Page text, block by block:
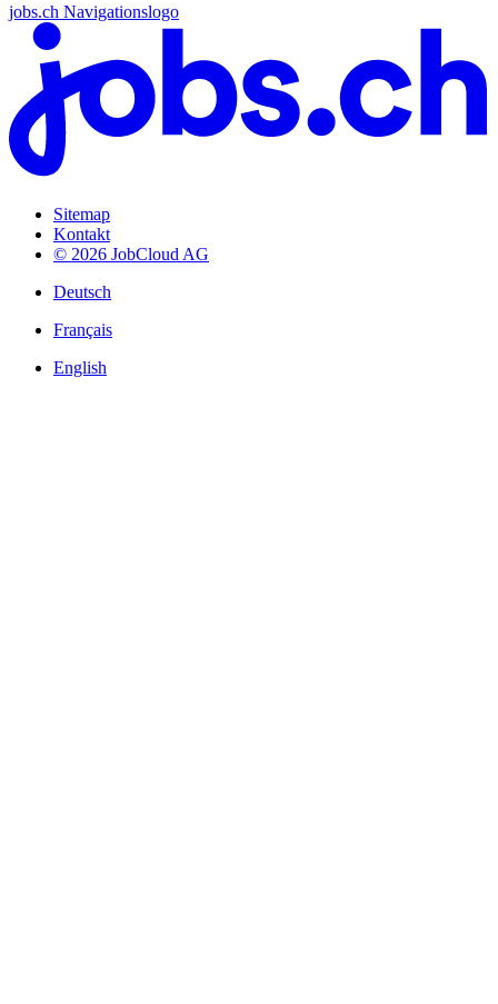
jobs.ch Navigationslogo
Sitemap
Kontakt
© 2026 JobCloud AG
Deutsch
Français
English